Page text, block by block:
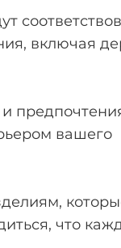
включая
вашего
что